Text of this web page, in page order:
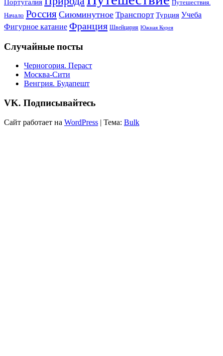
Португалия
Путешествия.
Начало Россия Сиюминутное Транспорт Турция Учеба
Фигурное катание Франция Швейцария Южная Корея
Случайные посты
Черногория. Пераст
Москва-Сити
Венгрия. Будапешт
VK. Подписывайтесь
Сайт работает на WordPress | Тема: Bulk